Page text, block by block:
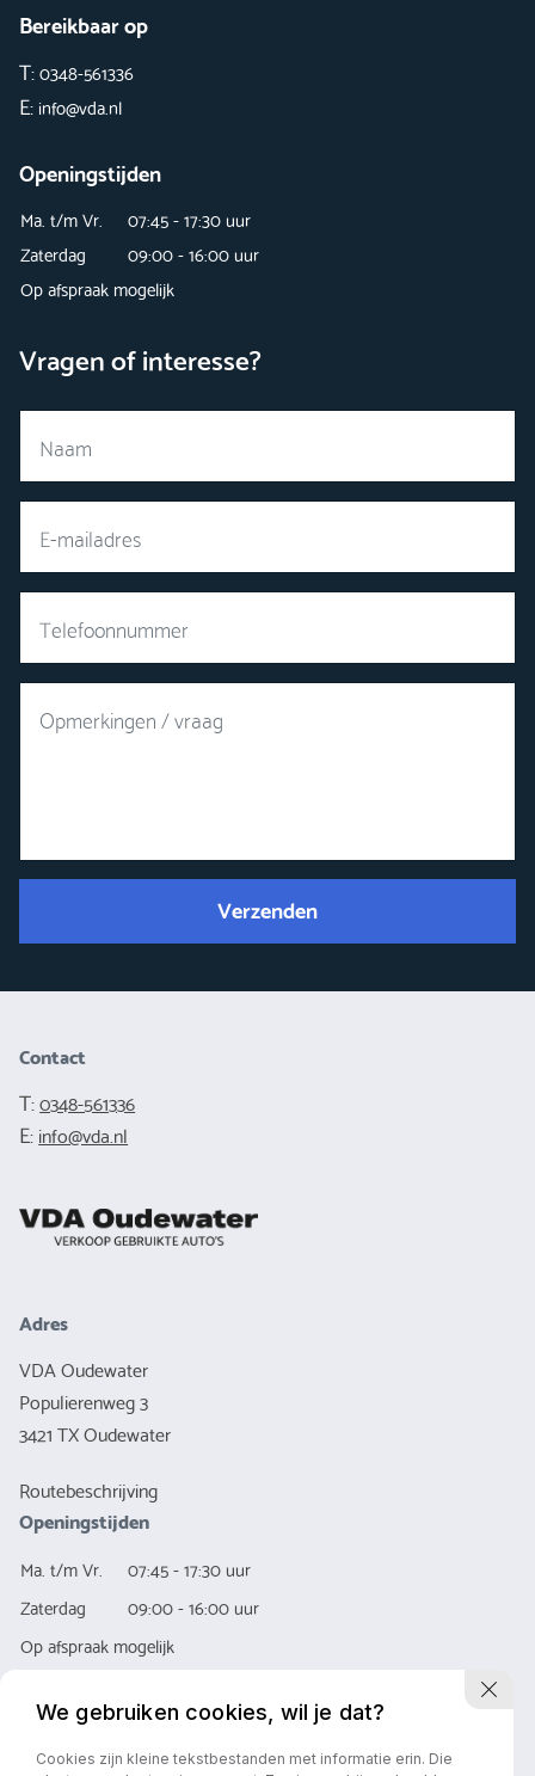
Bereikbaar op
T:0348-561336
E:info@vda.nl
Openingstijden
Ma. t/m Vr.
07:45 - 17:30 uur
Zaterdag
09:00 - 16:00 uur
Op afspraak mogelijk
Vragen of interesse?
Verzenden
Contact
T:0348-561336
E:info@vda.nl
Adres
VDA Oudewater
Populierenweg 3
3421 TX Oudewater
Routebeschrijving
Openingstijden
Ma. t/m Vr.
07:45 - 17:30 uur
Zaterdag
09:00 - 16:00 uur
Op afspraak mogelijk
We gebruiken cookies, wil je dat?
Cookies zijn kleine tekstbestanden met informatie erin. Die